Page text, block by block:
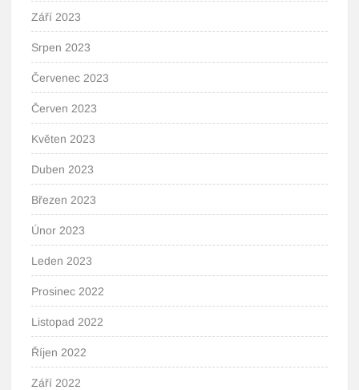
Září 2023
Srpen 2023
Červenec 2023
Červen 2023
Květen 2023
Duben 2023
Březen 2023
Únor 2023
Leden 2023
Prosinec 2022
Listopad 2022
Říjen 2022
Září 2022